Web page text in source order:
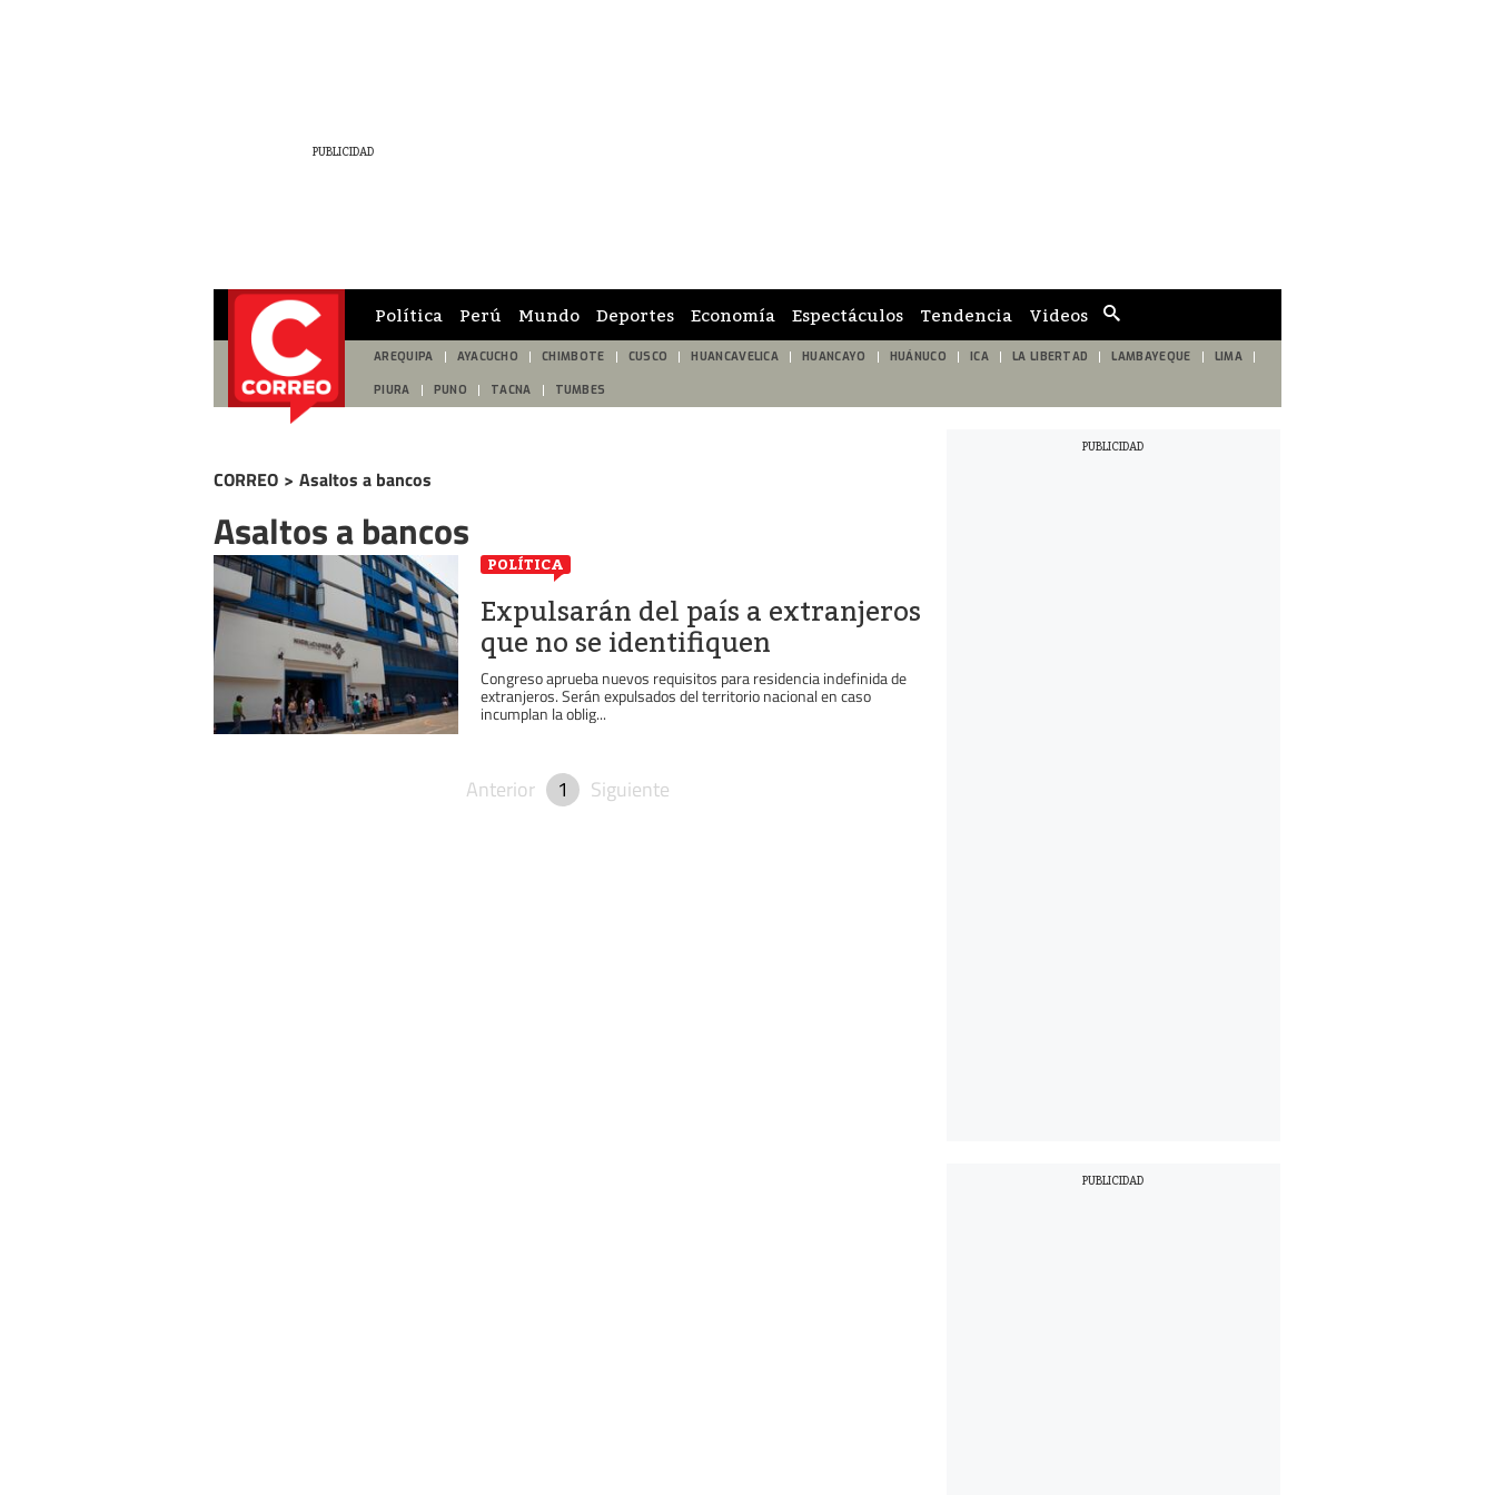
de
búsqueda
Política Perú Mundo Deportes Economía Espectáculos Tendencia Videos
AREQUIPA AYACUCHO CHIMBOTE CUSCO HUANCAVELICA HUANCAYO HUÁNUCO ICA LA LIBERTAD LAMBAYEQUE LIMA
PIURA PUNO TACNA TUMBES
CORREO > Asaltos a bancos
Asaltos a bancos
POLÍTICA
Expulsarán del país a extranjeros
que no se identifiquen
Congreso aprueba nuevos requisitos para residencia indefinida de
extranjeros. Serán expulsados del territorio nacional en caso
incumplan la oblig...
Anterior 1 Siguiente